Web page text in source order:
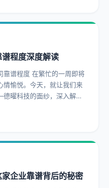
程度深度解读
忙的一周即将
情愉悦。今天，就让我们来
曜科技的面纱，深入解读
企业靠谱背后的秘密